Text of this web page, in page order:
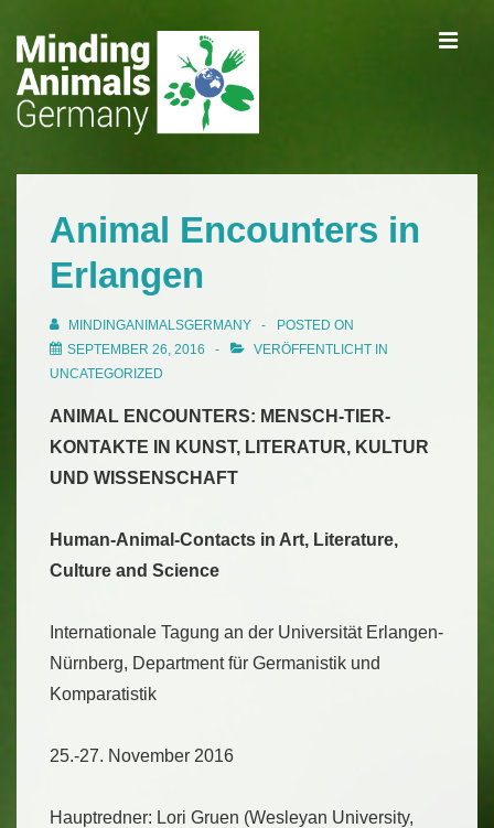
Zum
Inhalt
Main
Navigation
Animal Encounters in
Erlangen
MINDINGANIMALSGERMANY
POSTED ON
SEPTEMBER 26, 2016
VERÖFFENTLICHT IN
UNCATEGORIZED
ANIMAL ENCOUNTERS: MENSCH-TIER-
KONTAKTE IN KUNST, LITERATUR, KULTUR
UND WISSENSCHAFT
Human-Animal-Contacts in Art, Literature,
Culture and Science
Internationale Tagung an der Universität Erlangen-
Nürnberg, Department für Germanistik und
Komparatistik
25.-27. November 2016
Hauptredner: Lori Gruen (Wesleyan University,